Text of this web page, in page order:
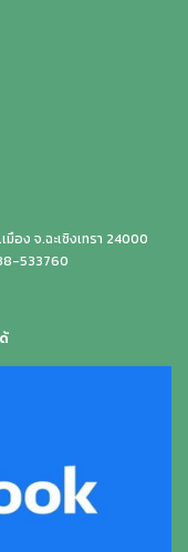
มือง จ.ฉะเชิงเทรา 24000
533760